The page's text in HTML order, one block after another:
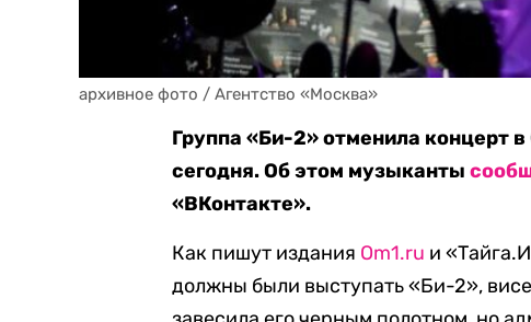
архивное фото / Агентство «Москва»
Группа «Би-2» отменила концерт
сегодня. Об этом музыканты
«ВКонтакте».
Как пишут издания Om1.ru и
должны были выступать «Би-2»,